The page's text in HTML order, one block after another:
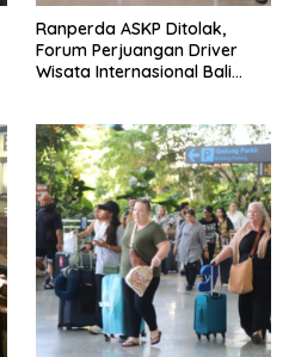
Ranperda ASKP Ditolak,
Forum Perjuangan Driver
Wisata Internasional Bali